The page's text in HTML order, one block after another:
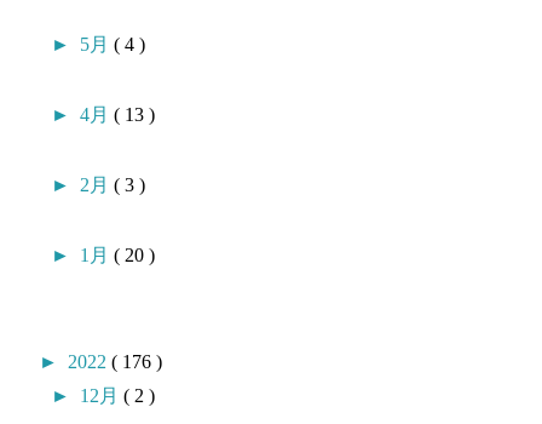
► 5月( 4 )
►4月( 13 )
► 2月( 3 )
► 1月( 20 )
► 2022( 176 )
► 12月( 2 )